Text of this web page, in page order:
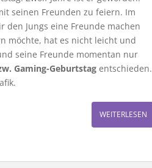
seinen Freunden zu feiern. Im
Jungs eine Freunde machen
möchte, hat es nicht leicht und
seine Freunde momentan nur
Gaming-Geburtstag entschieden.
WEITERLESEN